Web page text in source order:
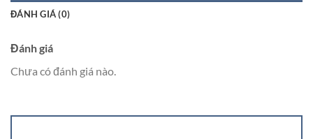
ĐÁNH GIÁ (0)
Đánh giá
Chưa có đánh giá nào.